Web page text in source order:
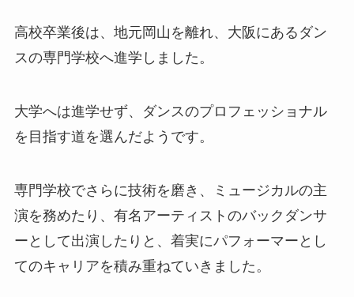
高校卒業後は、地元岡山を離れ、大阪にあるダン
スの専門学校へ進学しました。
大学へは進学せず、ダンスのプロフェッショナル
を目指す道を選んだようです。
専門学校でさらに技術を磨き、ミュージカルの主
演を務めたり、有名アーティストのバックダンサ
ーとして出演したりと、着実にパフォーマーとし
てのキャリアを積み重ねていきました。